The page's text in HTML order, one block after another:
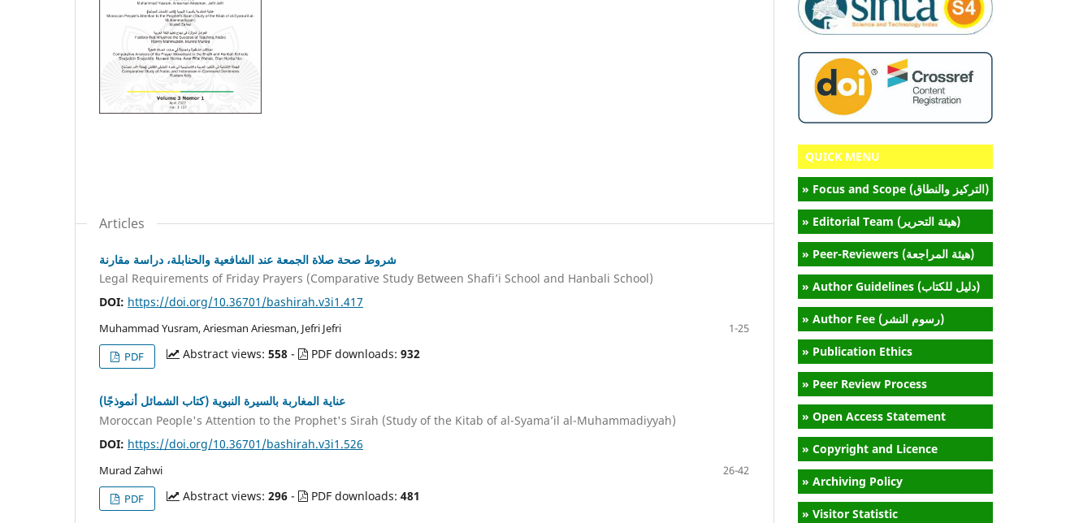
Articles
شروط صحة صلاة الجمعة عند الشافعية والحنابلة، دراسة مقارنة
Legal Requirements of Friday Prayers (Comparative Study Between Shafi’i School and Hanbali School)
DOI: https://doi.org/10.36701/bashirah.v3i1.417
Muhammad Yusram, Ariesman Ariesman, Jefri Jefri
1-25
PDF
Abstract views:558 - PDF downloads:932
عناية المغاربة بالسيرة النبوية (كتاب الشمائل أنموذجًا)
Moroccan People's Attention to the Prophet's Sirah (Study of the Kitab of al-Syama’il al-Muhammadiyyah)
DOI: https://doi.org/10.36701/bashirah.v3i1.526
Murad Zahwi
26-42
PDF
Abstract views:296 - PDF downloads:481
QUICK MENU
» Focus and Scope (التركيز والنطاق)
» Editorial Team (هيئة التحرير)
» Peer-Reviewers (هيئة المراجعة)
» Author Guidelines (دليل للكتاب)
» Author Fee (رسوم النشر)
» Publication Ethics
» Peer Review Process
» Open Access Statement
» Copyright and Licence
» Archiving Policy
» Visitor Statistic